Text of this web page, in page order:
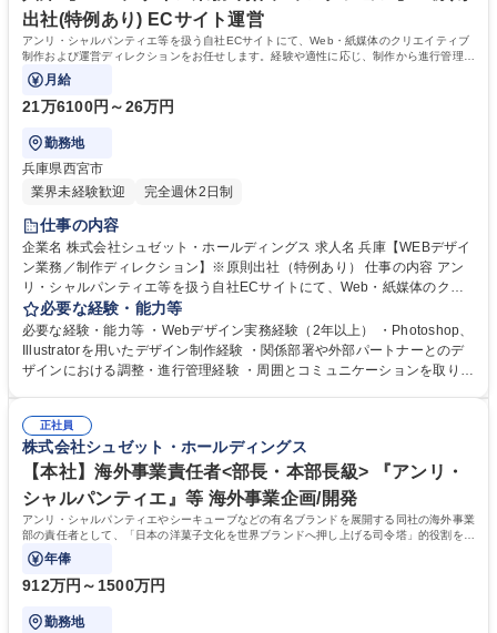
出社(特例あり) ECサイト運営
アンリ・シャルパンティエ等を扱う自社ECサイトにて、Web・紙媒体のクリエイティブ
制作および運営ディレクションをお任せします。経験や適性に応じ、制作から進行管理、
UI/UX改善まで担当します。
月給
21万6100円～26万円
勤務地
兵庫県西宮市
業界未経験歓迎
完全週休2日制
仕事の内容
企業名 株式会社シュゼット・ホールディングス 求人名 兵庫【WEBデザイ
ン業務／制作ディレクション】※原則出社（特例あり） 仕事の内容 アン
リ・シャルパンティエ等を扱う自社ECサイトにて、Web・紙媒体のクリ
エイティブ制作および運営ディレクションをお任せします。経験や適性に
応じ、制作から進行管理、UI/UX改善まで担当します。 【具他的には】 ・
商品ページや特集、Webバナー・メルマガ等のデザイン制作 ・DM、同梱
チラシなど紙媒体のクリエイティブ制作 ・制作進行管理および関係部署・
募集職種 兵庫【WEBデザイン業務／制作ディレクション】※原則出社
（特例あり）
必要な経験・能力等
必要な経験・能力等 ・Webデザイン実務経験（2年以上） ・Photoshop、
Illustratorを用いたデザイン制作経験 ・関係部署や外部パートナーとのデ
ザインにおける調整・進行管理経験 ・周囲とコミュニケーションを取りな
画改善を自ら提案できる方 ・社内外と円滑に連携し、デザイン制作からデ
ィレクションまで幅広く挑戦したい方 ・指示を待たず主体的に動き、スピ
ードと品質の両立にこだわりを持てる方 学歴・資格 学歴：大学院 大学 高
専 短大 専修学校 語学力： 資格：
正社員
株式会社シュゼット・ホールディングス
【本社】海外事業責任者<部長・本部長級> 『アンリ・
シャルパンティエ』等 海外事業企画/開発
アンリ・シャルパンティエやシーキューブなどの有名ブランドを展開する同社の海外事業
部の責任者として、「日本の洋菓子文化を世界ブランドへ押し上げる司令塔」的役割を担
っていただきます。
年俸
912万円～1500万円
勤務地